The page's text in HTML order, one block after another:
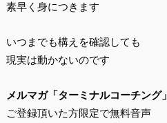
素早く身につきます
いつまでも構えを確認しても
現実は動かないのです
メルマガ「ターミナルコーチング」
ご登録頂いた方限定で無料音声